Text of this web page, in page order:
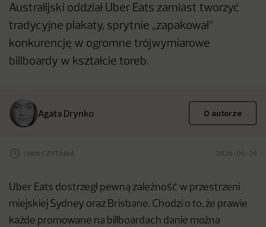
Australijski oddział Uber Eats zamiast tworzyć
tradycyjne plakaty, sprytnie „zapakował”
konkurencję w ogromne trójwymiarowe
billboardy w kształcie toreb.
Agata Drynko O autorze
1 MIN CZYTANIA 2026-06-29
Uber Eats dostrzegł pewną zależność w przestrzeni
miejskiej Sydney oraz Brisbane. Chodzi o to, że prawie
każde promowane na billboardach danie można